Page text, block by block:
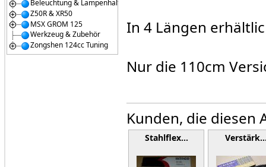
Beleuchtung & Lampenhalter
Z50R & XR50
MSX GROM 125
Werkzeug & Zubehör
Zongshen 124cc Tuning
In 4 Längen
Nur die 110cm
Kunden, die diesen
Stahlflex…